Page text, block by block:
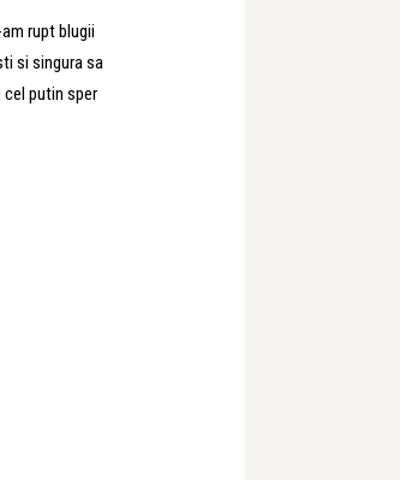
rupt blugii
si singura sa
cel putin sper